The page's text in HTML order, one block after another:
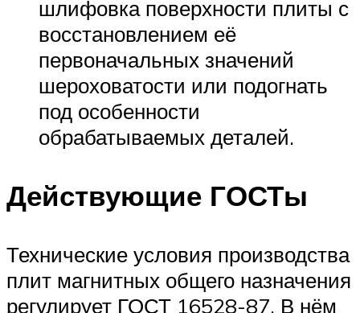
шлифовка поверхности плиты с
восстановлением её
первоначальных значений
шероховатости или подогнать
под особенности
обрабатываемых деталей.
Действующие ГОСТы
Технические условия производства
плит магнитных общего назначения
регулирует ГОСТ 16528-87. В нём